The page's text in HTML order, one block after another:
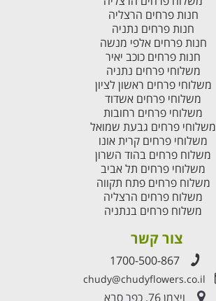
חנות פרחים הרצליה
חנות פרחים נתניה
חנות פרחים אלפי מנשה
חנות פרחים כוכב יאיר
משלוחי פרחים נתניה
משלוחי פרחים ראשון לציון
משלוחי פרחים אשדוד
משלוחי פרחים רחובות
משלוחי פרחים גבעת שמואל
משלוחי פרחים קרית אונו
משלוח פרחים בהוד השרון
משלוחי פרחים תל אביב
משלוח פרחים פתח תקווה
משלוח פרחים הרצליה
משלוח פרחים בנתניה
צור קשר
1700-500-867
chudy@chudyflowers.co.il
ויצמן 76, כפר סבא